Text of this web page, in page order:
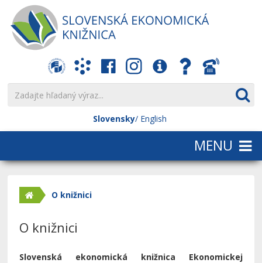
Slovensky English
O knižnici
O knižnici
Slovenská ekonomická knižnica Ekonomickej